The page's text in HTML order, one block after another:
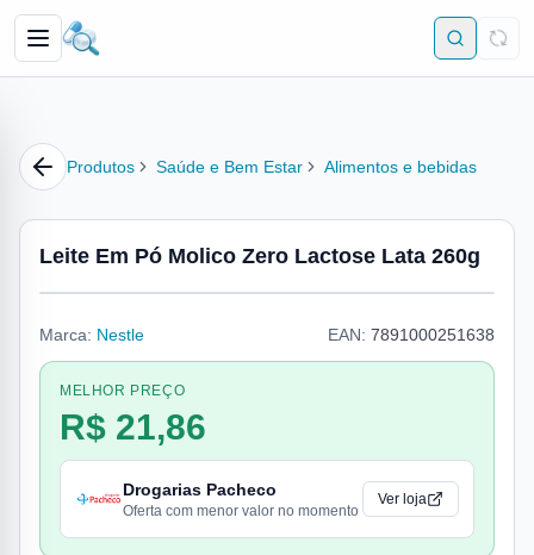
Produtos Saúde e Bem Estar Alimentos e bebidas
Leite Em Pó Molico Zero Lactose Lata 260g
Marca: Nestle EAN: 7891000251638
MELHOR PREÇO
R$ 21,86
Drogarias Pacheco
Oferta com menor valor no momento
Ver loja